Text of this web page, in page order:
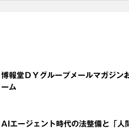
博報堂ＤＹグループメールマガジン
ーム
AIエージェント時代の法整備と「人